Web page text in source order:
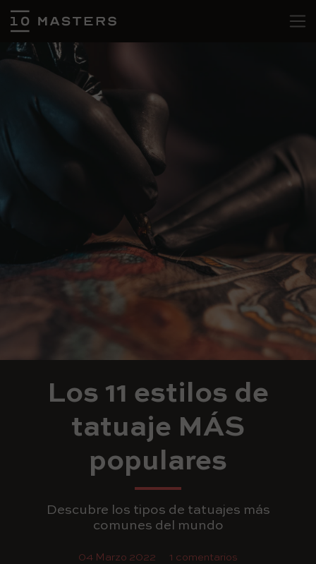
Los 11 estilos de
tatuaje MÁS
populares
Descubre los tipos de tatuajes más
comunes del mundo
04 Marzo 2022 1 comentarios